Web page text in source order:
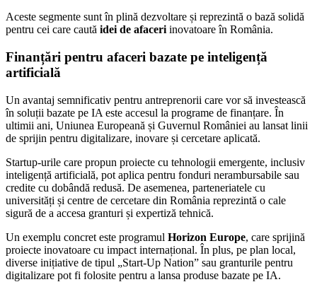
Aceste segmente sunt în plină dezvoltare și reprezintă o bază solidă
pentru cei care caută idei de afaceri inovatoare în România.
Finanțări pentru afaceri bazate pe inteligență
artificială
Un avantaj semnificativ pentru antreprenorii care vor să investească
în soluții bazate pe IA este accesul la programe de finanțare. În
ultimii ani, Uniunea Europeană și Guvernul României au lansat linii
de sprijin pentru digitalizare, inovare și cercetare aplicată.
Startup-urile care propun proiecte cu tehnologii emergente, inclusiv
inteligență artificială, pot aplica pentru fonduri nerambursabile sau
credite cu dobândă redusă. De asemenea, parteneriatele cu
universități și centre de cercetare din România reprezintă o cale
sigură de a accesa granturi și expertiză tehnică.
Un exemplu concret este programul Horizon Europe, care sprijină
proiecte inovatoare cu impact internațional. În plus, pe plan local,
diverse inițiative de tipul „Start-Up Nation” sau granturile pentru
digitalizare pot fi folosite pentru a lansa produse bazate pe IA.